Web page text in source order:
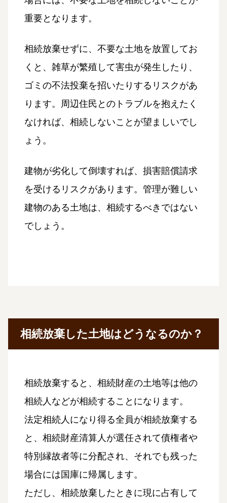
重要となります。
相続放棄せずに、不要な土地を放置してお
くと、雑草が繁殖して害虫が発生したり、
ゴミの不法投棄を招いたりするリスクがあ
ります。周辺住民とのトラブルを抱えたく
なければ、相続しないことが望ましいでし
ょう。
建物が劣化して倒壊すれば、損害賠償請求
を受けるリスクがあります。管理が難しい
建物のある土地は、相続するべきではない
でしょう。
相続放棄した土地はどうなるのか？
相続放棄すると、相続財産の土地等は他の
相続人などが相続することになります。
法定相続人になり得る全員が相続放棄する
と、相続財産清算人が選任されて債権者や
特別縁故者等に分配され、それでも残った
場合には国庫に帰属します。
ただし、相続放棄したときに現に占有して